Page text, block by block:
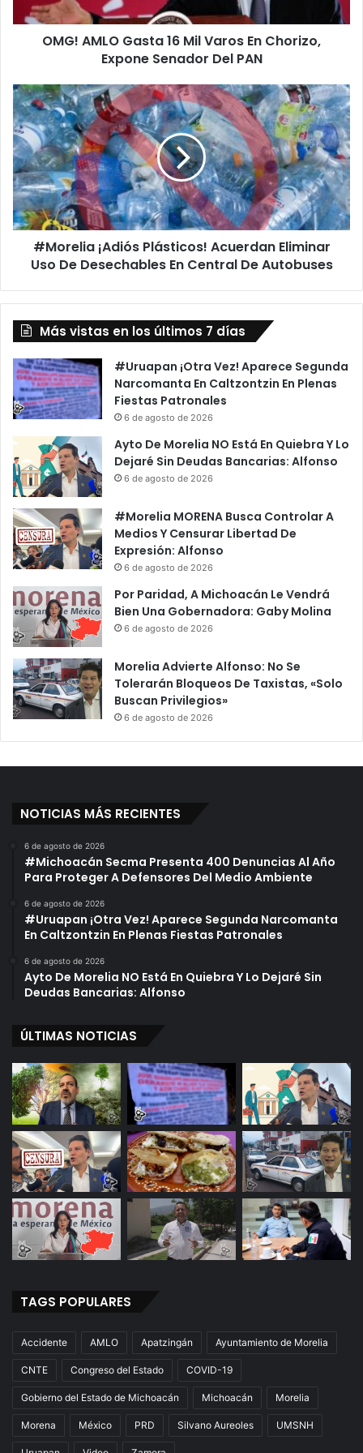
G
a
1
6
M
i
l
V
a
r
n
o
z
o
E
x
p
o
n
e
S
e
n
d
o
D
e
l
P
OMG! AMLO Gasta 16 Mil Varos En Chorizo,
Expone Senador Del PAN
#
M
o
r
e
l
i
a
¡
á
s
t
i
s
!
A
c
u
e
r
d
a
n
E
i
m
i
n
a
n
C
e
n
t
r
a
l
D
e
A
u
#Morelia ¡Adiós Plásticos! Acuerdan Eliminar
Uso De Desechables En Central De Autobuses
Más vistas en los últimos 7 días
#Uruapan ¡Otra Vez! Aparece Segunda
Narcomanta En Caltzontzin En Plenas
Fiestas Patronales
6 de agosto de 2026
Ayto De Morelia NO Está En Quiebra Y Lo
Dejaré Sin Deudas Bancarias: Alfonso
6 de agosto de 2026
#Morelia MORENA Busca Controlar A
Medios Y Censurar Libertad De
Expresión: Alfonso
6 de agosto de 2026
Por Paridad, A Michoacán Le Vendrá
Bien Una Gobernadora: Gaby Molina
6 de agosto de 2026
Morelia Advierte Alfonso: No Se
Tolerarán Bloqueos De Taxistas, «Solo
Buscan Privilegios»
6 de agosto de 2026
NOTICIAS MÁS RECIENTES
6 de agosto de 2026
#Michoacán Secma Presenta 400 Denuncias Al Año
Para Proteger A Defensores Del Medio Ambiente
6 de agosto de 2026
#Uruapan ¡Otra Vez! Aparece Segunda Narcomanta
En Caltzontzin En Plenas Fiestas Patronales
6 de agosto de 2026
Ayto De Morelia NO Está En Quiebra Y Lo Dejaré Sin
Deudas Bancarias: Alfonso
ÚLTIMAS NOTICIAS
TAGS POPULARES
Accidente AMLO Apatzingán Ayuntamiento de Morelia
CNTE Congreso del Estado COVID-19
Gobierno del Estado de Michoacán Michoacán Morelia
Morena México PRD Silvano Aureoles UMSNH